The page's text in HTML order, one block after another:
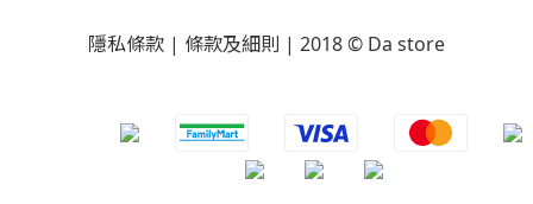
隱私條款 | 條款及細則 | 2018 © Da store